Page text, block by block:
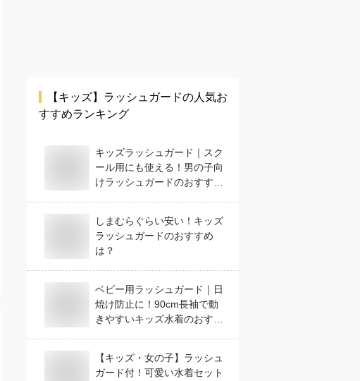
【キッズ】 ラッシュガードの人気お
すすめランキング
キッズラッシュガード｜スク
ール用にも使える！男の子向
けラッシュガードのおすすめ
しまむらぐらい安い！キッズ
ラッシュガードのおすすめ
は？
ベビー用ラッシュガード｜日
焼け防止に！90cm長袖で動
きやすいキッズ水着のおすす
【キッズ・女の子】ラッシュ
ガード付！可愛い水着セット